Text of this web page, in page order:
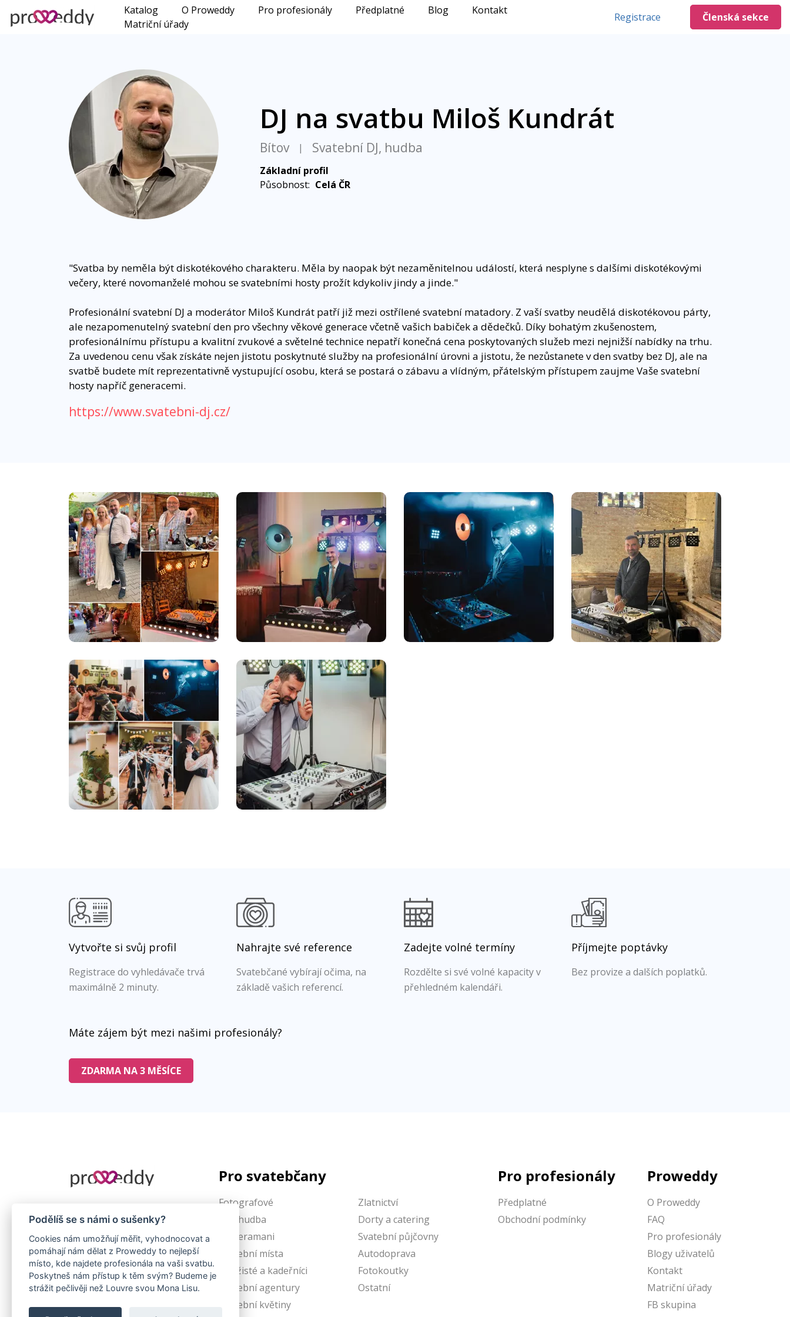
Katalog O Proweddy Pro profesionály Předplatné Blog
Kontakt
Matriční úřady
Registrace Členská sekce
DJ na svatbu Miloš Kundrát
Bítov | Svatební DJ, hudba
Základní profil
Působnost: Celá ČR
"Svatba by neměla být diskotékového charakteru. Měla by naopak být nezaměnitelnou událostí, která nesplyne s dalšími diskotékovými
večery, které novomanželé mohou se svatebními hosty prožít kdykoliv jindy a jinde."
Profesionální svatební DJ a moderátor Miloš Kundrát patří již mezi ostřílené svatební matadory. Z vaší svatby neudělá diskotékovou párty,
ale nezapomenutelný svatební den pro všechny věkové generace včetně vašich babiček a dědečků. Díky bohatým zkušenostem,
profesionálnímu přístupu a kvalitní zvukové a světelné technice nepatří konečná cena poskytovaných služeb mezi nejnižší nabídky na trhu.
Za uvedenou cenu však získáte nejen jistotu poskytnuté služby na profesionální úrovni a jistotu, že nezůstanete v den svatby bez DJ, ale na
svatbě budete mít reprezentativně vystupující osobu, která se postará o zábavu a vlídným, přátelským přístupem zaujme Vaše svatební
hosty napříč generacemi.
https://www.svatebni-dj.cz/
Vytvořte si svůj profil
Registrace do vyhledávače trvá
maximálně 2 minuty.
Nahrajte své reference
Svatebčané vybírají očima, na
základě vašich referencí.
Zadejte volné termíny
Rozdělte si své volné kapacity v
přehledném kalendáři.
Příjmejte poptávky
Bez provize a dalších poplatků.
Máte zájem být mezi našimi profesionály?
ZDARMA NA 3 MĚSÍCE
© 2026 Svatební vyhledávač PROWEDDY
Pro svatebčany
Fotografové
DJs, hudba
Kameramani
Svatební místa
Vizážisté a kadeřníci
Svatební agentury
Svatební květiny
Zlatnictví
Dorty a catering
Svatební půjčovny
Autodoprava
Fotokoutky
Ostatní
Pro profesionály
Předplatné
Obchodní podmínky
Proweddy
O Proweddy
FAQ
Pro profesionály
Blogy uživatelů
Kontakt
Matriční úřady
FB skupina
Podělíš se s námi o sušenky?
Cookies nám umožňují měřit, vyhodnocovat a
pomáhají nám dělat z Proweddy to nejlepší
místo, kde najdete profesionála na vaši svatbu.
Poskytneš nám přístup k těm svým? Budeme je
strážit pečlivěji než Louvre svou Mona Lisu.